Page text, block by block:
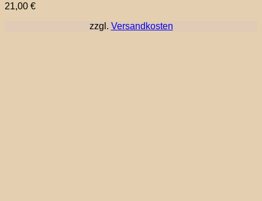
21,00 €
zzgl. Versandkosten